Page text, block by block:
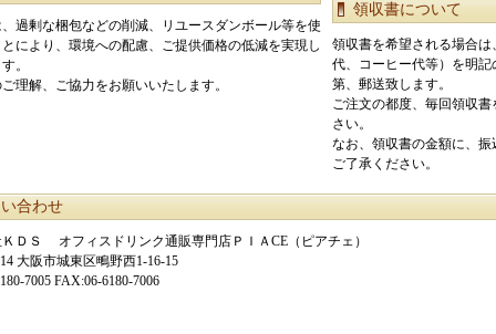
過剰な梱包などの削減、リユースダンボール等を使
により、環境への配慮、ご提供価格の低減を実現し
。
理解、ご協力をお願いいたします。
領収書について
領収書を希望される場合
代、コーヒー代等）を明
第、郵送致します。
ご注文の都度、毎回領収
さい。
なお、領収書の金額に、
ご了承ください。
合わせ
ＤＳ オフィスドリンク通販専門店ＰＩＡCE（ピアチェ）
大阪市城東区鴫野西1-16-15
7005 FAX:06-6180-7006